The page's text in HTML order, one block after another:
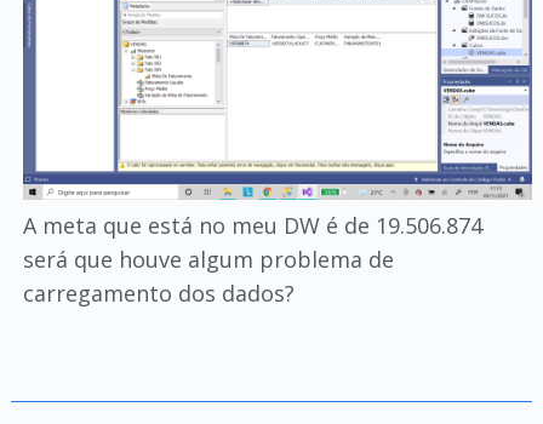
A meta que está no meu DW é de 19.506.874
será que houve algum problema de
carregamento dos dados?